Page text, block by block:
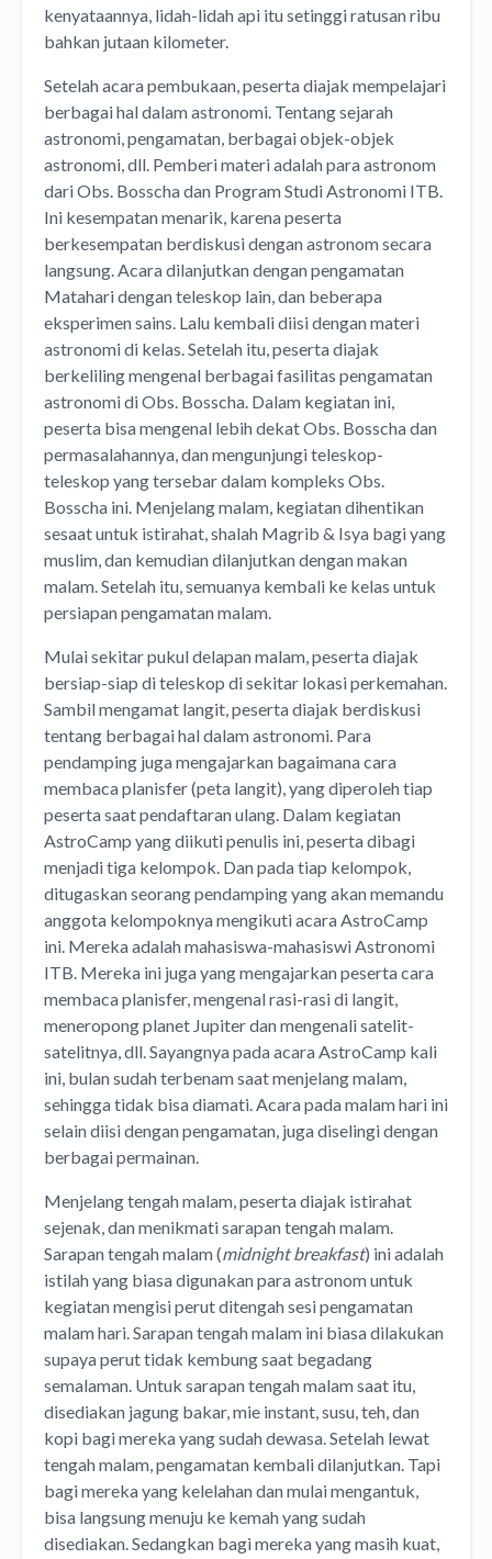
kenyataannya, lidah-lidah api itu setinggi ratusan ribu
bahkan jutaan kilometer.
Setelah acara pembukaan, peserta diajak mempelajari
berbagai hal dalam astronomi. Tentang sejarah
astronomi, pengamatan, berbagai objek-objek
astronomi, dll. Pemberi materi adalah para astronom
dari Obs. Bosscha dan Program Studi Astronomi ITB.
Ini kesempatan menarik, karena peserta
berkesempatan berdiskusi dengan astronom secara
langsung. Acara dilanjutkan dengan pengamatan
Matahari dengan teleskop lain, dan beberapa
eksperimen sains. Lalu kembali diisi dengan materi
astronomi di kelas. Setelah itu, peserta diajak
berkeliling mengenal berbagai fasilitas pengamatan
astronomi di Obs. Bosscha. Dalam kegiatan ini,
peserta bisa mengenal lebih dekat Obs. Bosscha dan
permasalahannya, dan mengunjungi teleskop-
teleskop yang tersebar dalam kompleks Obs.
Bosscha ini. Menjelang malam, kegiatan dihentikan
sesaat untuk istirahat, shalah Magrib & Isya bagi yang
muslim, dan kemudian dilanjutkan dengan makan
malam. Setelah itu, semuanya kembali ke kelas untuk
persiapan pengamatan malam.
Mulai sekitar pukul delapan malam, peserta diajak
bersiap-siap di teleskop di sekitar lokasi perkemahan.
Sambil mengamat langit, peserta diajak berdiskusi
tentang berbagai hal dalam astronomi. Para
pendamping juga mengajarkan bagaimana cara
membaca planisfer (peta langit), yang diperoleh tiap
peserta saat pendaftaran ulang. Dalam kegiatan
AstroCamp yang diikuti penulis ini, peserta dibagi
menjadi tiga kelompok. Dan pada tiap kelompok,
ditugaskan seorang pendamping yang akan memandu
anggota kelompoknya mengikuti acara AstroCamp
ini. Mereka adalah mahasiswa-mahasiswi Astronomi
ITB. Mereka ini juga yang mengajarkan peserta cara
membaca planisfer, mengenal rasi-rasi di langit,
meneropong planet Jupiter dan mengenali satelit-
satelitnya, dll. Sayangnya pada acara AstroCamp kali
ini, bulan sudah terbenam saat menjelang malam,
sehingga tidak bisa diamati. Acara pada malam hari ini
selain diisi dengan pengamatan, juga diselingi dengan
berbagai permainan.
Menjelang tengah malam, peserta diajak istirahat
sejenak, dan menikmati sarapan tengah malam.
Sarapan tengah malam (midnight breakfast) ini adalah
istilah yang biasa digunakan para astronom untuk
kegiatan mengisi perut ditengah sesi pengamatan
malam hari. Sarapan tengah malam ini biasa dilakukan
supaya perut tidak kembung saat begadang
semalaman. Untuk sarapan tengah malam saat itu,
disediakan jagung bakar, mie instant, susu, teh, dan
kopi bagi mereka yang sudah dewasa. Setelah lewat
tengah malam, pengamatan kembali dilanjutkan. Tapi
bagi mereka yang kelelahan dan mulai mengantuk,
bisa langsung menuju ke kemah yang sudah
disediakan. Sedangkan bagi mereka yang masih kuat,